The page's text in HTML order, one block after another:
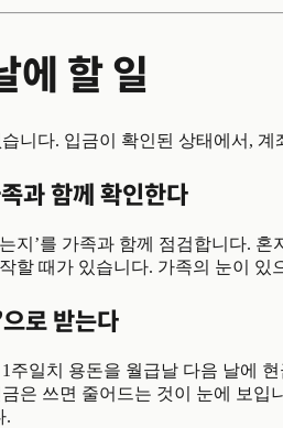
에 할 일
니다. 입금이 확인된 상태에서,
과 함께 확인한다
지’를 가족과 함께 점검합니다.
할 때가 있습니다. 가족의 눈이
로 받는다
주일치 용돈을 월급날 다음 날에
은 쓰면 줄어드는 것이 눈에 보입
.